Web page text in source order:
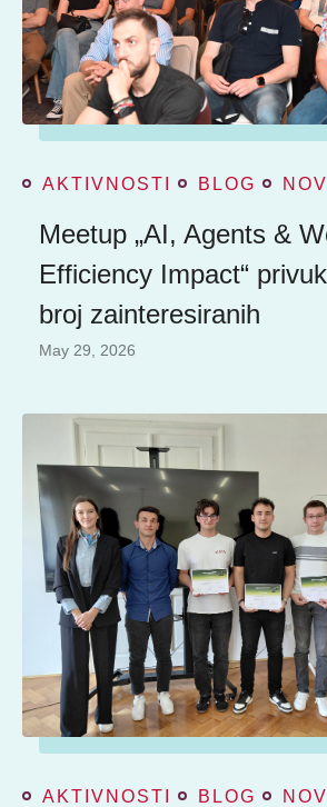
AKTIVNOSTI BLOG
Meetup „AI, Agents &
Efficiency Impact“
broj zainteresiranih
May 29, 2026
AKTIVNOSTI BLOG